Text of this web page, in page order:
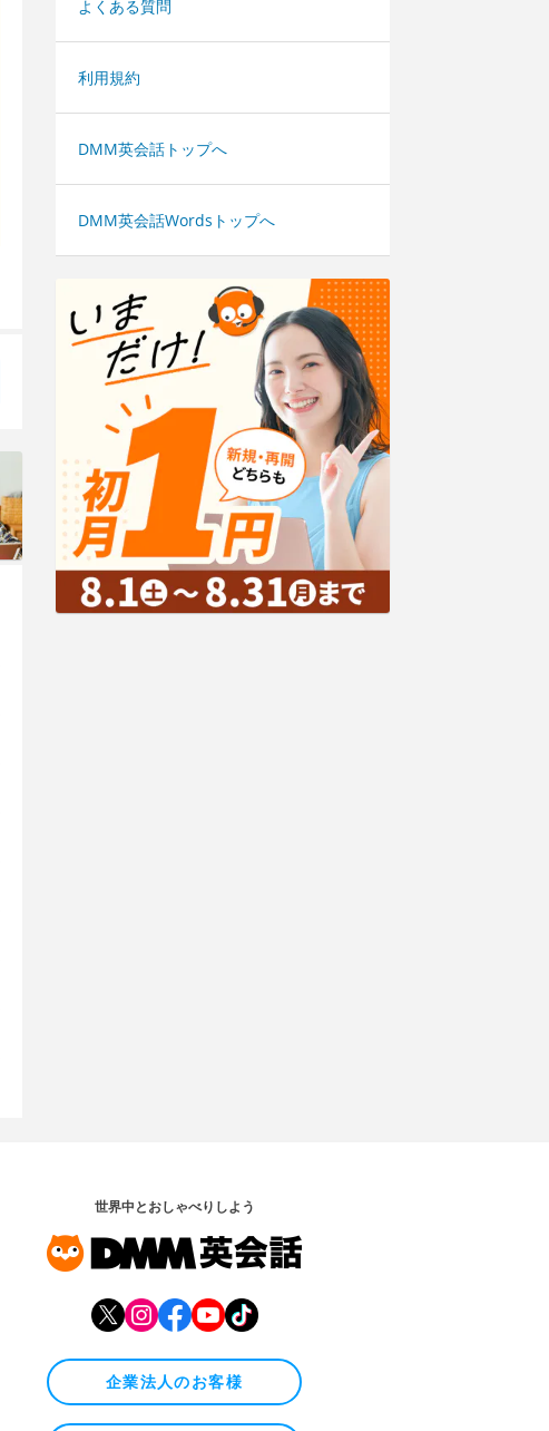
よくある質問
利用規約
DMM英会話トップへ
DMM英会話Wordsトップへ
世界中とおしゃべりしよう
企業法人のお客様